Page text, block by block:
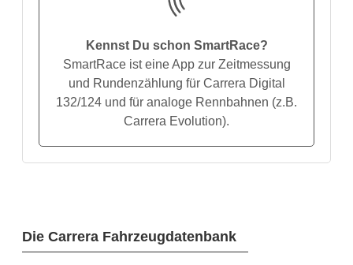
Die Carrera Fahrzeugdatenbank
Kennst Du schon SmartRace?
SmartRace ist eine App zur Zeitmessung
und Rundenzählung für Carrera Digital
132/124 und für analoge Rennbahnen (z.B.
Carrera Evolution).